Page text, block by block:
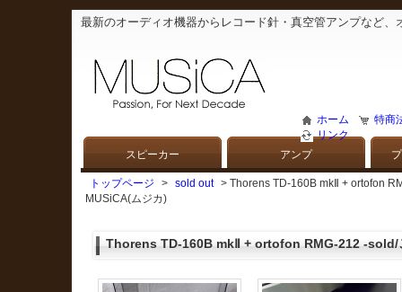
最新のオーディオ機器からレコード針・真空管アンプなど
ホーム
特商
リンク
スピーカー アンプ
トップページ > sold out
> Thorens TD-160B mkⅡ + ortofon
MUSiCA(ムジカ)
Thorens TD-160B mkⅡ + ortofon RMG-212 -sold/